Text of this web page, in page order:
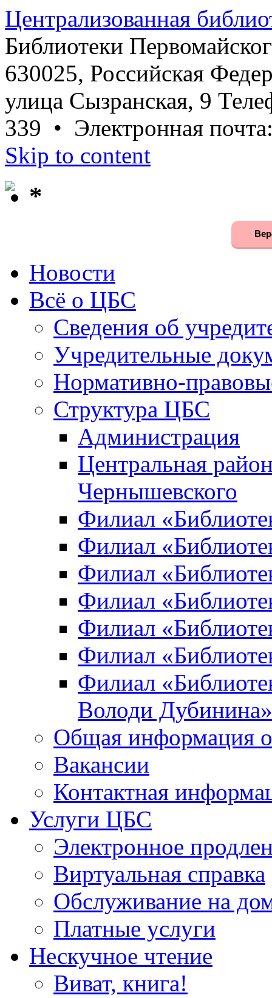
Централизованная
Библиотеки
630025, Российская
улица Сызранская, 9
339 • Электронная
Skip to content
*
Новости
Всё о ЦБС
Сведения об
Учредительные
Нормативно-
Структура ЦБС
Администрация
Центральная
Чернышевского
Филиал
Филиал
Филиал
Филиал
Филиал
Филиал
Филиал
Володи Дубинина»
Общая информация
Вакансии
Контактная
Услуги ЦБС
Электронное
Виртуальная справка
Обслуживание на
Платные услуги
Нескучное чтение
Виват, книга!